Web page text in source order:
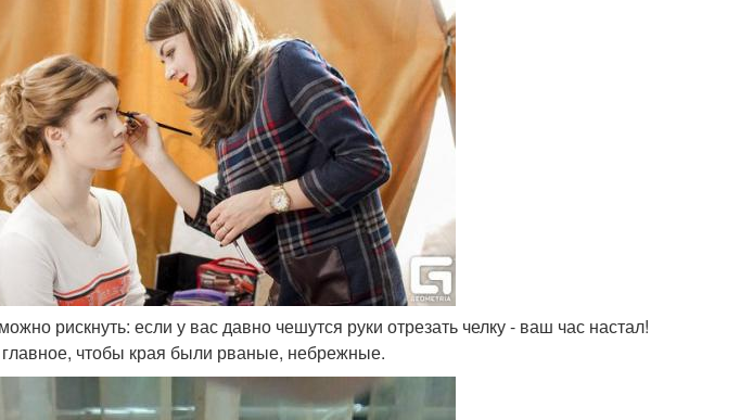
рискнуть: если у вас давно чешутся руки отрезать челку - ваш час настал!
чтобы края были рваные, небрежные.